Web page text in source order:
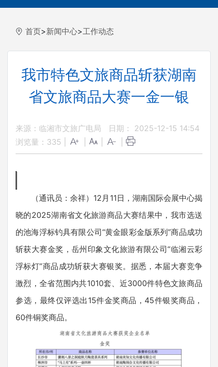
首页>新闻中心>工作动态
我市特色文旅商品斩获湖南
省文旅商品大赛一金一银
来源：临湘市文旅广电局
日期： 2025-12-15 14:54
浏览量： 335
（通讯员：余祥）12月11日，湖南国际会展中心揭
晓的2025湖南省文化旅游商品大赛结果中，我市选送
的池海浮标钓具有限公司“黄金眼彩金版系列”商品成功
斩获大赛金奖，岳州印象文化旅游有限公司“临湘云彩
浮标灯”商品成功斩获大赛银奖。据悉，本届大赛竞争
激烈，全省范围内共1010套、近3000件特色文旅商品
参选，最终仅评选出15件金奖商品，45件银奖商品，
60件铜奖商品。